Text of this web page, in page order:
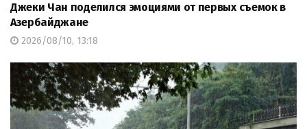
Джеки Чан поделился эмоциями от первых съемок в
Азербайджане
2026/08/10, 13:18